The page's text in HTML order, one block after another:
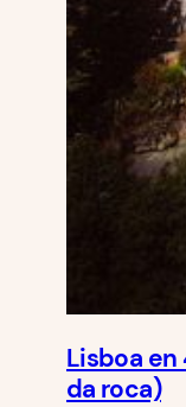
Lisboa en
da roca)